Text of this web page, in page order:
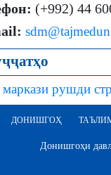
(+992) 44
рушди
ДОНИШГОҲ
Донишгоҳи